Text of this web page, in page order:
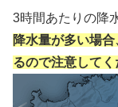
3時間あたりの降
降水量が多い場
るので注意してく